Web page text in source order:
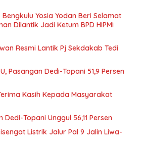
Bengkulu Yosia Yodan Beri Selamat
Dilantik Jadi Ketum BPD HIPMI
Resmi Lantik Pj Sekdakab Tedi
Pasangan Dedi-Topani 51,9 Persen
Kasih Kepada Masyarakat
Topani Unggul 56,11 Persen
Listrik Jalur Pal 9 Jalin Liwa-